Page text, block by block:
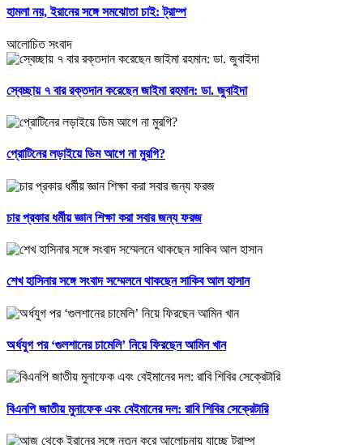
হামলা নয়, ইরানের সঙ্গে সমঝোতা চাই: ট্রাম্প
আলোচিত সংবাদ
স্বেচ্ছায় ৭ বার রক্তদান করেছেন জাইমা রহমান: ডা. জুবাইদা
প্রোটিনের লড়াইয়ে ডিম আগে না মুরগি?
চার প্রকার ধর্মীয় জ্ঞান শিক্ষা করা সবার জন্য ফরজ
শেখ হাসিনার সঙ্গে সংবাদ সম্মেলনে থাকছেন সাকিব আল হাসান
অর্ধযুগ পর ‘গুলশানের চামেলি’ নিয়ে ফিরছেন আমিন খান
বিএনপি জাতীয় মুনাফেক এবং বেইমানের দল: রাবি শিবির সেক্রেটারি